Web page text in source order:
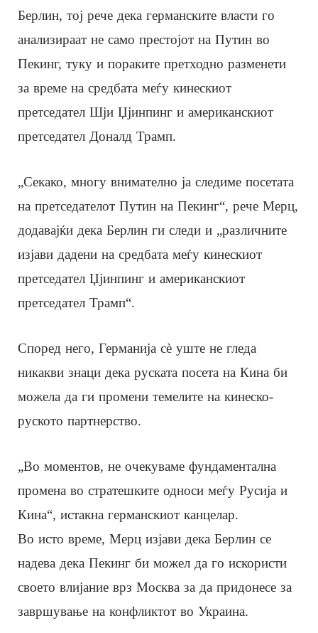
Берлин, тој рече дека германските власти го
анализираат не само престојот на Путин во
Пекинг, туку и пораките претходно разменети
за време на средбата меѓу кинескиот
претседател Шји Џјинпинг и американскиот
претседател Доналд Трамп.
„Секако, многу внимателно ја следиме посетата
на претседателот Путин на Пекинг“, рече Мерц,
додавајќи дека Берлин ги следи и „различните
изјави дадени на средбата меѓу кинескиот
претседател Џјинпинг и американскиот
претседател Трамп“.
Според него, Германија сè уште не гледа
никакви знаци дека руската посета на Кина би
можела да ги промени темелите на кинеско-
руското партнерство.
„Во моментов, не очекуваме фундаментална
промена во стратешките односи меѓу Русија и
Кина“, истакна германскиот канцелар.
Во исто време, Мерц изјави дека Берлин се
надева дека Пекинг би можел да го искористи
своето влијание врз Москва за да придонесе за
завршување на конфликтот во Украина.